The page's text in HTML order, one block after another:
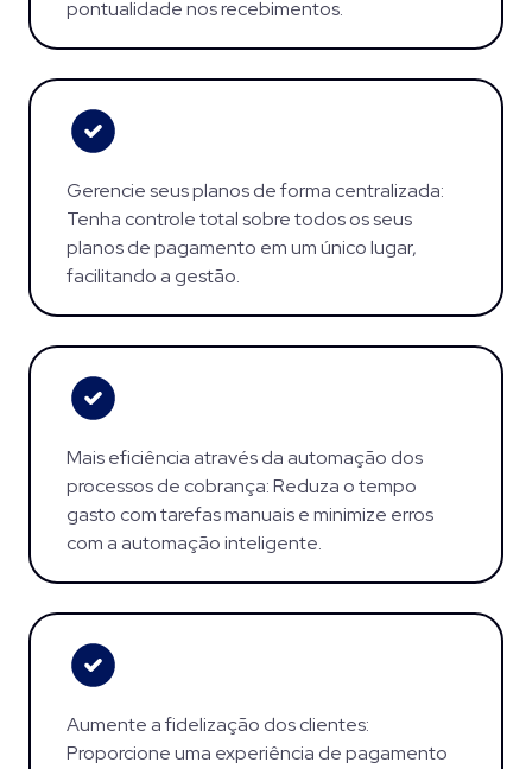
pontualidade nos recebimentos.
Gerencie seus planos de forma centralizada:
Tenha controle total sobre todos os seus
planos de pagamento em um único lugar,
facilitando a gestão.
Mais eficiência através da automação dos
processos de cobrança: Reduza o tempo
gasto com tarefas manuais e minimize erros
com a automação inteligente.
Aumente a fidelização dos clientes:
Proporcione uma experiência de pagamento